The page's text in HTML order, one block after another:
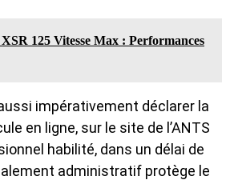
125 Vitesse Max : Performances
impérativement déclarer la
en ligne, sur le site de l’ANTS
habilité, dans un délai de
administratif protège le